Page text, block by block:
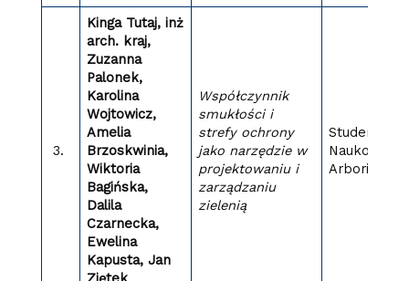
3.
Kinga Tutaj, inż
arch. kraj,
Zuzanna
Palonek,
Karolina
Wojtowicz,
Amelia
Brzoskwinia,
Wiktoria
Bagińska,
Dalila
Czarnecka,
Ewelina
Kapusta, Jan
Współczynnik
smukłości i
strefy ochrony
jako narzędzie w
projektowaniu i
zarządzaniu
zielenią
Studenckie
Naukowe
Arboris